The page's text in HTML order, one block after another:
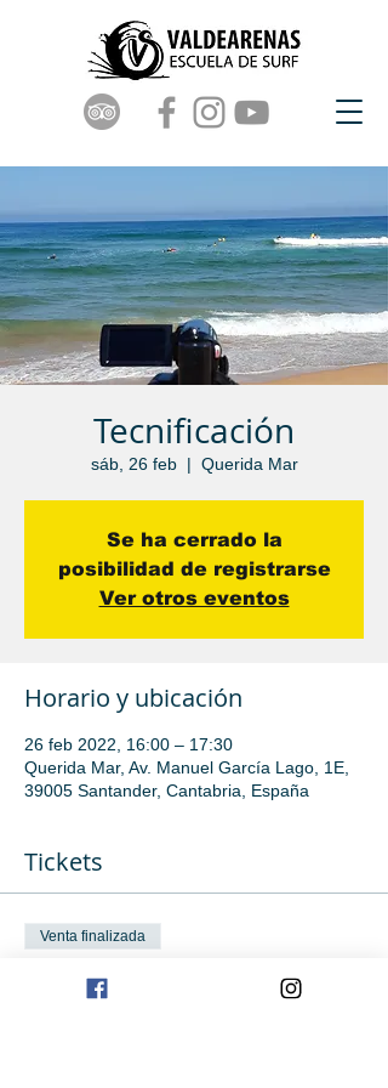
Tecnificación
sáb, 26 feb
  |
Querida Mar
Se ha cerrado la
posibilidad de registrarse
Ver otros eventos
Horario y ubicación
26 feb 2022, 16:00 – 17:30
Querida Mar, Av. Manuel García Lago, 1E,
39005 Santander, Cantabria, España
Tickets
Venta finalizada
Tipo de entrada